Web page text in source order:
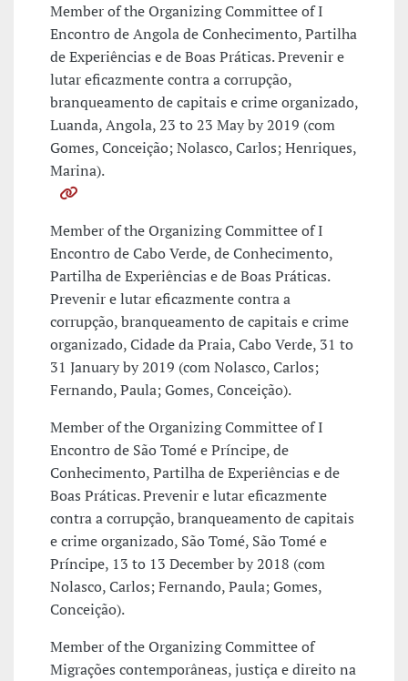
Member of the Organizing Committee of I
Encontro de Angola de Conhecimento, Partilha
de Experiências e de Boas Práticas. Prevenir e
lutar eficazmente contra a corrupção,
branqueamento de capitais e crime organizado,
Luanda, Angola, 23 to 23 May by 2019 (com
Gomes, Conceição; Nolasco, Carlos; Henriques,
Marina).
Member of the Organizing Committee of I
Encontro de Cabo Verde, de Conhecimento,
Partilha de Experiências e de Boas Práticas.
Prevenir e lutar eficazmente contra a
corrupção, branqueamento de capitais e crime
organizado, Cidade da Praia, Cabo Verde, 31 to
31 January by 2019 (com Nolasco, Carlos;
Fernando, Paula; Gomes, Conceição).
Member of the Organizing Committee of I
Encontro de São Tomé e Príncipe, de
Conhecimento, Partilha de Experiências e de
Boas Práticas. Prevenir e lutar eficazmente
contra a corrupção, branqueamento de capitais
e crime organizado, São Tomé, São Tomé e
Príncipe, 13 to 13 December by 2018 (com
Nolasco, Carlos; Fernando, Paula; Gomes,
Conceição).
Member of the Organizing Committee of
Migrações contemporâneas, justiça e direito na